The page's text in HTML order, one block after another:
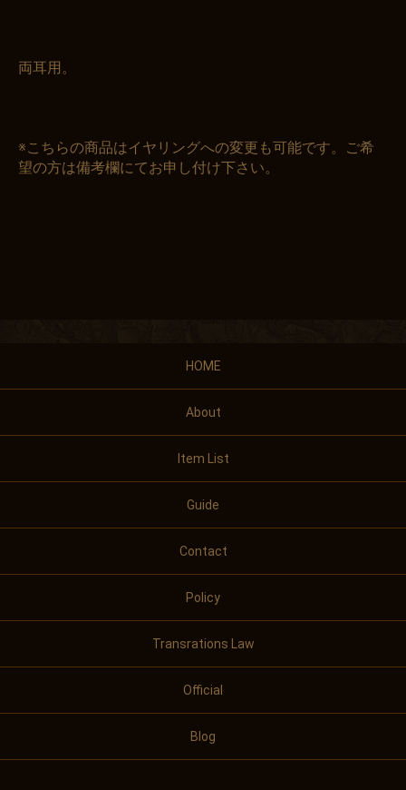
両耳用。
※こちらの商品はイヤリングへの変更も可能です。ご希
望の方は備考欄にてお申し付け下さい。
HOME
About
Item List
Guide
Contact
Policy
Transrations Law
Official
Blog